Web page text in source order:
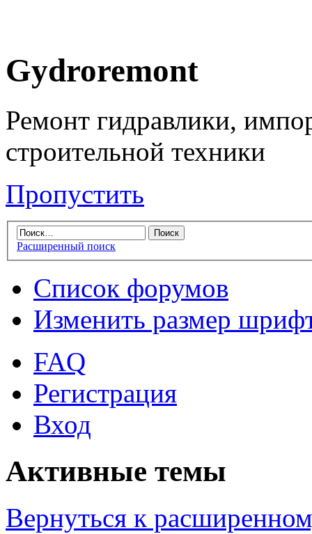
Gydroremont
Ремонт гидравлики,
строительной техники
Пропустить
Расширенный поиск
Список форумов
Изменить размер
FAQ
Регистрация
Вход
Активные темы
Вернуться к